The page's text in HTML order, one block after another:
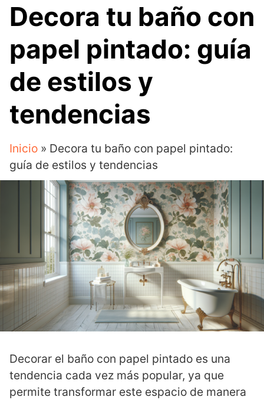
Decora tu baño con
papel pintado: guía
de estilos y
tendencias
Inicio » Decora tu baño con papel pintado:
guía de estilos y tendencias
Decorar el baño con papel pintado es una
tendencia cada vez más popular, ya que
permite transformar este espacio de manera